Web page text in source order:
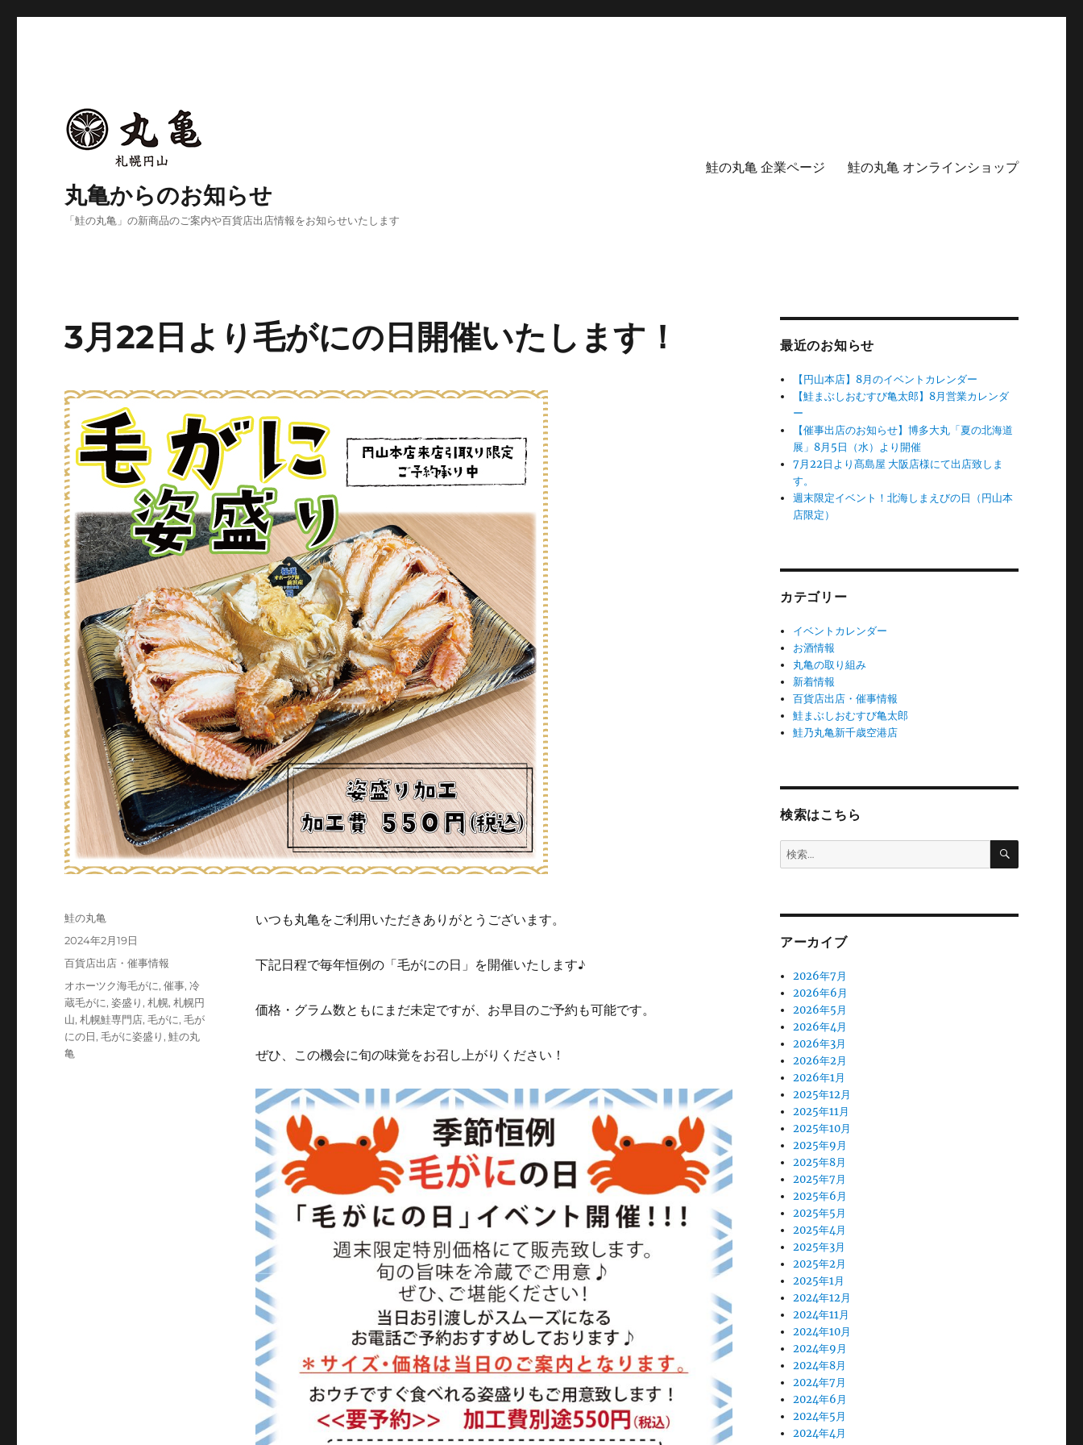
丸亀からのお知らせ
「鮭の丸亀」の新商品のご案内や百貨店出店情報をお知らせいたします
鮭の丸亀 企業ページ 鮭の丸亀 オンラインショップ
3月22日より毛がにの日開催いたします！
いつも丸亀をご利用いただきありがとうございます。
下記日程で毎年恒例の「毛がにの日」を開催いたします♪
価格・グラム数ともにまだ未定ですが、お早目のご予約も可能です。
ぜひ、この機会に旬の味覚をお召し上がりください！
投
鮭の丸亀
投
稿
2024年2月19日
カ
ゴ
リ
百貨店出店・催事情報
タ
グ
オホーツク海毛がに,催事,冷
蔵毛がに,姿盛り ,札幌,札幌円
山,札幌鮭専門店,毛がに,毛が
にの日,毛がに姿盛り ,鮭の丸
亀
最近のお知らせ
【円山本店】8月のイベントカレンダー
【鮭まぶしおむすび亀太郎】8月営業カレンダ
ー
【催事出店のお知らせ】博多大丸「夏の北海道
展」8月5日（水）より開催
7月22日より髙島屋 大阪店様にて出店致しま
す。
週末限定イベント！北海しまえびの日（円山本
店限定）
カテゴリー
イベントカレンダー
お酒情報
丸亀の取り組み
新着情報
百貨店出店・催事情報
鮭まぶしおむすび亀太郎
鮭乃丸亀新千歳空港店
検索はこちら
検
索:
検
アーカイブ
2026年7月
2026年6月
2026年5月
2026年4月
2026年3月
2026年2月
2026年1月
2025年12月
2025年11月
2025年10月
2025年9月
2025年8月
2025年7月
2025年6月
2025年5月
2025年4月
2025年3月
2025年2月
2025年1月
2024年12月
2024年11月
2024年10月
2024年9月
2024年8月
2024年7月
2024年6月
2024年5月
2024年4月